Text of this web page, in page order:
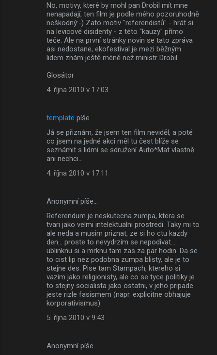
No, motivy, které by mohl pan Drobil mít mne
nenapadají, ten film je podle mého pozoruhodně
neškodný:-) Zato motiv "referendistů" - hrát si
na levicové disidenty - z této "kauzy" přímo
teče. Ale na první stránky novin se tato zpráva
asi nedostane, ekofestival je mezi běžným
lidem znám ještě méně než ministr Drobil.
Glosátor
4. října 2010 v 17:03
template píše…
Já se přiznám, že jsem ten film neviděl, a poté
co jsem na jedné akci měl tu čest blíže se
seznámit s lidmi se sdružení Auto*Mat vlastně
ani nechci...
4. října 2010 v 17:11
Anonymní píše…
Referendum je neskutecna zumpa, ktera se
tvari jako velmi intelektualni prostredi. Taky mi to
ale neda a musim priznat, ze si ho ctu kazdy
den... proste to nevydrzim se nepodivat...
ublinknu si a mrknu tam zas za par hodin. Da se
to cist lip nez podobna zumpa blisty, ale je to
stejne des. Pise tam Stampach, ktereho si
vazim jako religionisty, ale co se tyce politiky je
to stejny socialista jako ostatni, v jeho pripade
jeste rizle fasismem (napr. explicitne obhajuje
korporativismus).
5. října 2010 v 9:43
Anonymní píše…